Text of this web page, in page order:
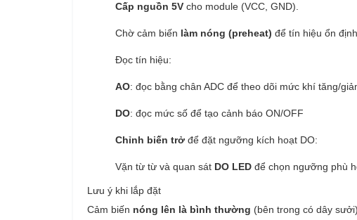
Cấp nguồn 5V cho module (VCC, GND).
Chờ cảm biến làm nóng (preheat) để tín hiệu ổn định.
Đọc tín hiệu:
AO: đọc bằng chân ADC để theo dõi mức khí tăng/
DO: đọc mức số để tạo cảnh báo ON/OFF
Chỉnh biến trở để đặt ngưỡng kích hoạt DO:
Vặn từ từ và quan sát DO LED để chọn ngưỡng phù
Lưu ý khi lắp đặt
Cảm biến nóng lên là bình thường (bên trong có dây sưởi).